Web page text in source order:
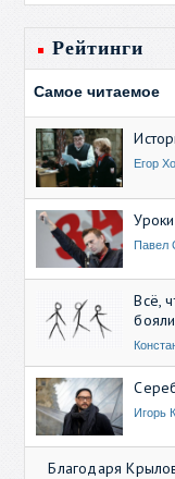
Рейтинги
Самое читаемое
Егор
Павел
Всё,
Игорь
Благодаря